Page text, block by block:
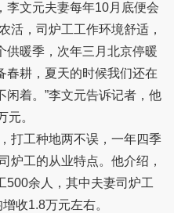
李文元夫妻每年10月底便会
活，司炉工工作环境舒适，
供暖季，次年三月北京停暖
春耕，夏天的时候我们还在
着。”李文元告诉记者，他
元。
打工种地两不误，一年四季
炉工的从业特点。他介绍，
500余人，其中夫妻司炉工
收1.8万元左右。